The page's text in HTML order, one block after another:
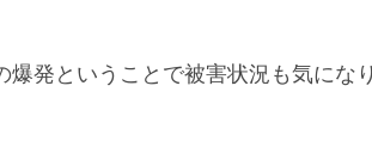
爆発ということで被害状況も気にな